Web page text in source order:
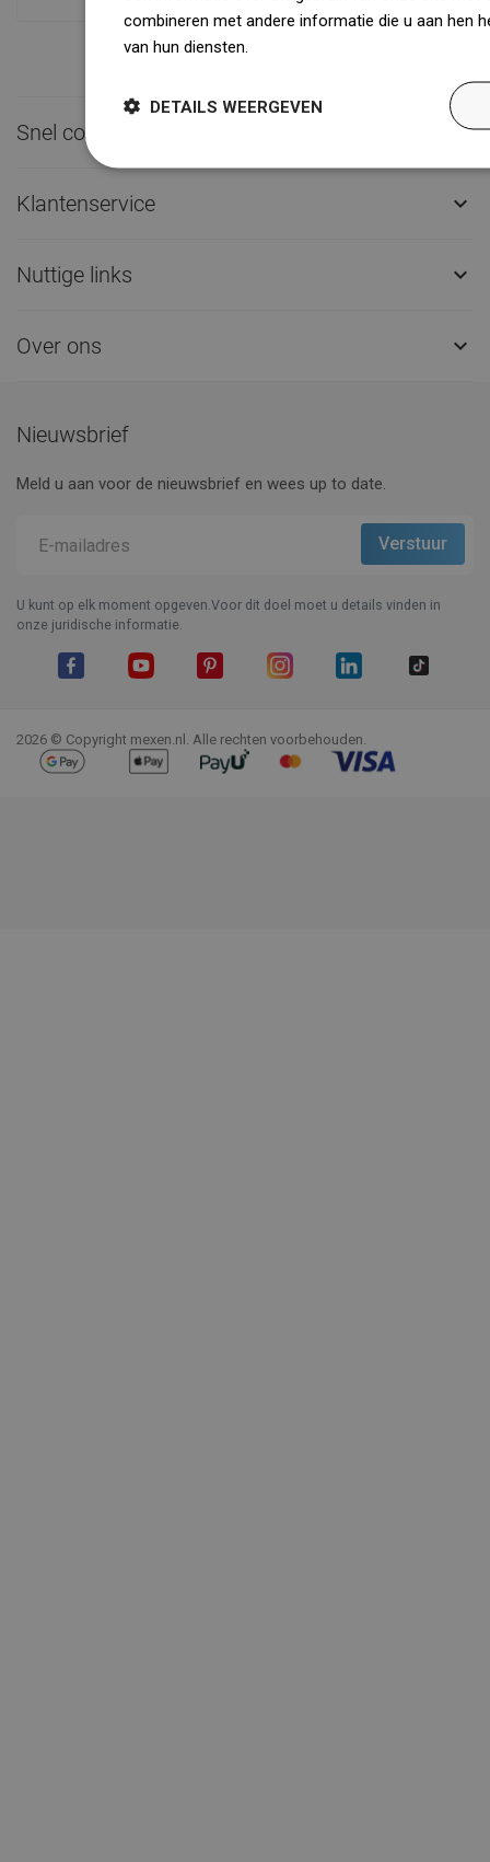
Snel contact 
Klantenservice 
Nuttige links 
Over ons 
Nieuwsbrief
Meld u aan voor de nieuwsbrief en wees up to date.
U kunt op elk moment opgeven.Voor dit doel moet u details vinden in
onze juridische informatie.
2026 © Copyright mexen.nl. Alle rechten voorbehouden.
combineren met andere informatie die u aan hen
van hun diensten.
DETAILS WEERGEVEN